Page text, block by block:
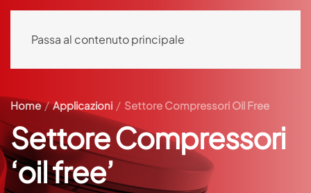
Passa al contenuto principale
Home Applicazioni Settore Compressori Oil Free
Settore Compressori
‘oil free’